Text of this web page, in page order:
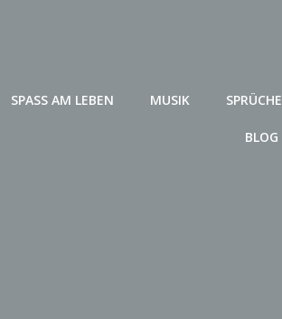
SPASS AM LEBEN MUSIK SPRÜCHE
BLOG